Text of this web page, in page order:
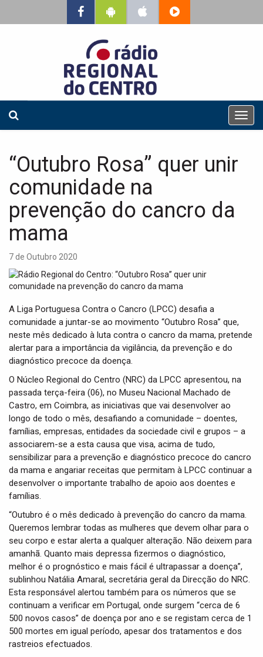
T
o
“Outubro Rosa” quer unir
comunidade na
prevenção do cancro da
mama
7 de Outubro 2020
A Liga Portuguesa Contra o Cancro (LPCC) desafia a
comunidade a juntar-se ao movimento “Outubro Rosa” que,
neste mês dedicado à luta contra o cancro da mama, pretende
alertar para a importância da vigilância, da prevenção e do
diagnóstico precoce da doença.
O Núcleo Regional do Centro (NRC) da LPCC apresentou, na
passada terça-feira (06), no Museu Nacional Machado de
Castro, em Coimbra, as iniciativas que vai desenvolver ao
longo de todo o mês, desafiando a comunidade – doentes,
famílias, empresas, entidades da sociedade civil e grupos – a
associarem-se a esta causa que visa, acima de tudo,
sensibilizar para a prevenção e diagnóstico precoce do cancro
da mama e angariar receitas que permitam à LPCC continuar a
desenvolver o importante trabalho de apoio aos doentes e
famílias.
“Outubro é o mês dedicado à prevenção do cancro da mama.
Queremos lembrar todas as mulheres que devem olhar para o
seu corpo e estar alerta a qualquer alteração. Não deixem para
amanhã. Quanto mais depressa fizermos o diagnóstico,
melhor é o prognóstico e mais fácil é ultrapassar a doença”,
sublinhou Natália Amaral, secretária geral da Direcção do NRC.
Esta responsável alertou também para os números que se
continuam a verificar em Portugal, onde surgem “cerca de 6
500 novos casos” de doença por ano e se registam cerca de 1
500 mortes em igual período, apesar dos tratamentos e dos
rastreios efectuados.